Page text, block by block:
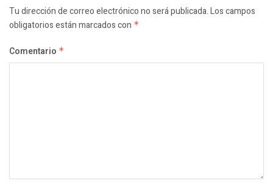
Tu dirección de correo electrónico no será publicada.Los campos
obligatorios están marcados con *
Comentario *